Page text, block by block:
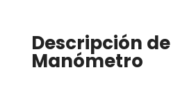
Descripción de
Manómetro